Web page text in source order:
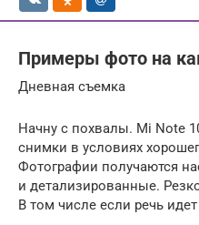
Примеры фото на
Дневная съемка
Начну с похвалы. Mi Note
снимки в условиях
Фотографии получаются
и детализированные.
В том числе если речь